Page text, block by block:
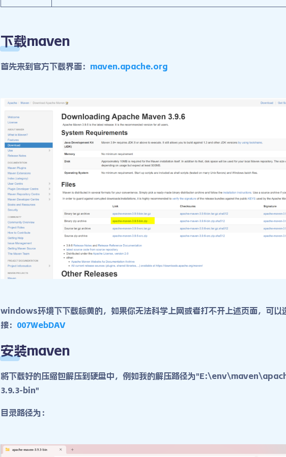
下载maven
首先来到官方下载界面： maven.apache.org
windows环境下下载标黄的，如果你无法科学上网或者打不开上述页面，可以
接： 007WebDAV
安装maven
将下载好的压缩包解压到硬盘中，例如我的解压路径为
3.9.3-bin"
目录路径为：